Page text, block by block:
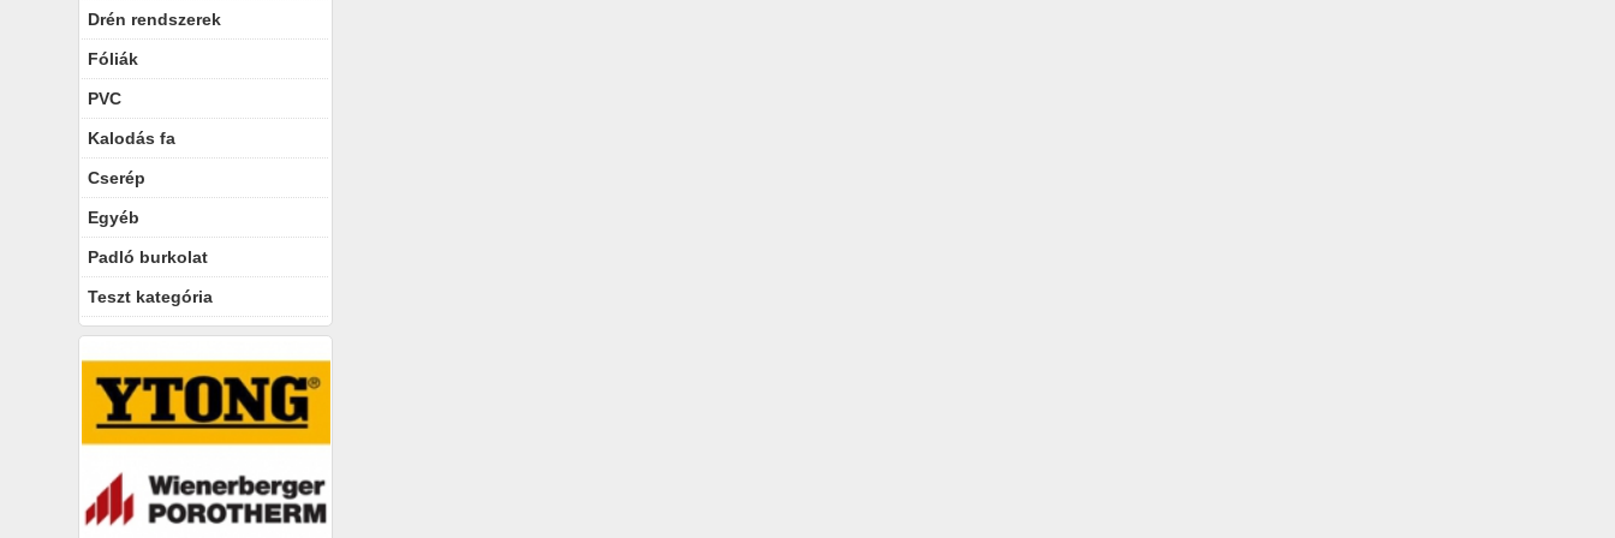
Drén rendszerek
Fóliák
PVC
Kalodás fa
Cserép
Egyéb
Padló burkolat
Teszt kategória